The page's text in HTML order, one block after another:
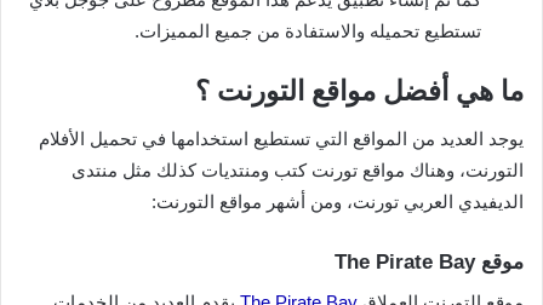
تستطيع تحميله والاستفادة من جميع المميزات.
ما هي أفضل مواقع التورنت ؟
يوجد العديد من المواقع التي تستطيع استخدامها في تحميل الأفلام
التورنت، وهناك مواقع تورنت كتب ومنتديات كذلك مثل منتدى
الديفيدي العربي تورنت، ومن أشهر مواقع التورنت:
موقع The Pirate Bay